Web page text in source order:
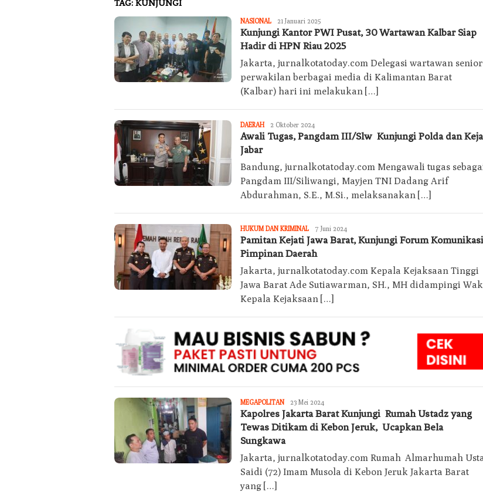
TAG: KUNJUNGI
NASIONALJurnalkotatoday
21 Januari 2025
Kunjungi Kantor PWI Pusat, 30 Wartawan Kalbar Siap
Hadir di HPN Riau 2025
Jakarta, jurnalkotatoday.com Delegasi wartawan senior
perwakilan berbagai media di Kalimantan Barat
(Kalbar) hari ini melakukan […]
DAERAHJurnalkotatoday
2 Oktober 2024
Awali Tugas, Pangdam III/Slw Kunjungi Polda dan
Jabar
Bandung, jurnalkotatoday.com Mengawali tugas
Pangdam III/Siliwangi, Mayjen TNI Dadang Arif
Abdurahman, S.E., M.Si., melaksanakan […]
HUKUM DAN KRIMINALJurnalkotatoday
7 Juni 2024
Pamitan Kejati Jawa Barat, Kunjungi Forum Komunikasi
Pimpinan Daerah
Jakarta, jurnalkotatoday.com Kepala Kejaksaan Tinggi
Jawa Barat Ade Sutiawarman, SH., MH didampingi
Kepala Kejaksaan […]
MEGAPOLITANJurnalkotatoday
23 Mei 2024
Kapolres Jakarta Barat Kunjungi Rumah Ustadz yang
Tewas Ditikam di Kebon Jeruk, Ucapkan Bela
Sungkawa
Jakarta, jurnalkotatoday.com Rumah Almarhumah
Saidi (72) Imam Musola di Kebon Jeruk Jakarta Barat
yang […]